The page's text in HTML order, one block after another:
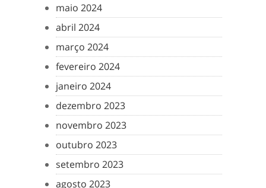
maio 2024
abril 2024
março 2024
fevereiro 2024
janeiro 2024
dezembro 2023
novembro 2023
outubro 2023
setembro 2023
agosto 2023